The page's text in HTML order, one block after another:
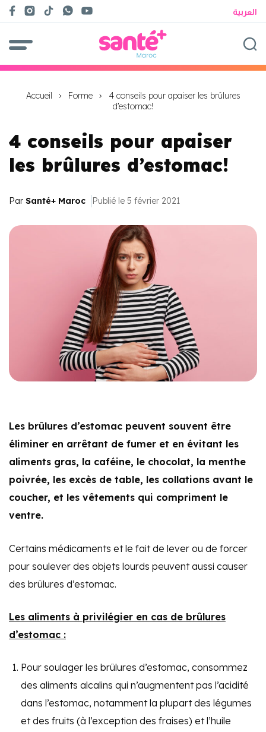
العربية
Accueil Forme
4 conseils pour apaiser les brûlures
d’estomac!
4 conseils pour apaiser
les brûlures d’estomac!
Par Santé+ Maroc Publié le 5 février 2021
Les brûlures d’estomac peuvent souvent être
éliminer en arrêtant de fumer et en évitant les
aliments gras, la caféine, le chocolat, la menthe
poivrée, les excès de table, les collations avant le
coucher, et les vêtements qui compriment le
ventre.
Certains médicaments et le fait de lever ou de forcer
pour soulever des objets lourds peuvent aussi causer
des brûlures d’estomac.
Les aliments à privilégier en cas de brûlures
d’estomac :
Pour soulager les brûlures d’estomac, consommez
des aliments alcalins qui n’augmentent pas l’acidité
dans l’estomac, notamment la plupart des légumes
et des fruits (à l’exception des fraises) et l’huile